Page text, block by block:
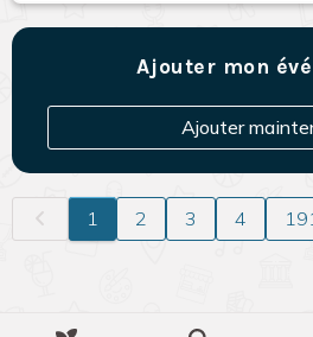
Ajouter mon
Ajouter
1 2 3 4